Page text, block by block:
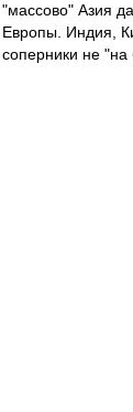
"массово" Азия
Европы. Индия,
соперники не